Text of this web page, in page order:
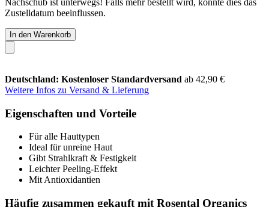
Zustelldatum beeinflussen.
In den Warenkorb
Deutschland: Kostenloser Standardversand ab 42,90 €
Weitere Infos zu Versand & Lieferung
Eigenschaften und Vorteile
Für alle Hauttypen
Ideal für unreine Haut
Gibt Strahlkraft & Festigkeit
Leichter Peeling-Effekt
Mit Antioxidantien
Häufig zusammen gekauft mit Rosental Organics